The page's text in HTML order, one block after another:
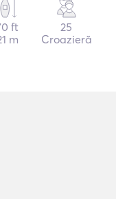
ft
m
25
Croazieră